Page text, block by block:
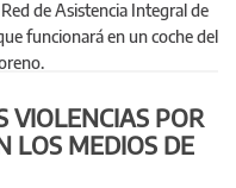
funcionará en un coche del
VIOLENCIAS POR
LOS MEDIOS DE